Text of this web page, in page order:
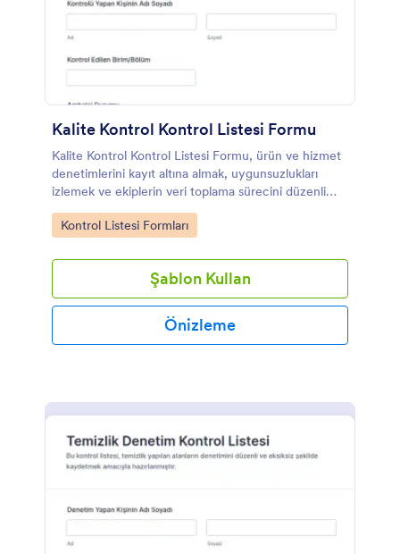
Kalite Kontrol Kontrol Listesi Formu
Kalite Kontrol Kontrol Listesi Formu, ürün ve hizmet
denetimlerini kayıt altına almak, uygunsuzlukları
izlemek ve ekiplerin veri toplama sürecini düzenli
yürütmesine destek olmak isteyen işletmeler için
hazırlanmıştır.
Go to Category:
Kontrol Listesi Formları
Şablon Kullan
Önizleme